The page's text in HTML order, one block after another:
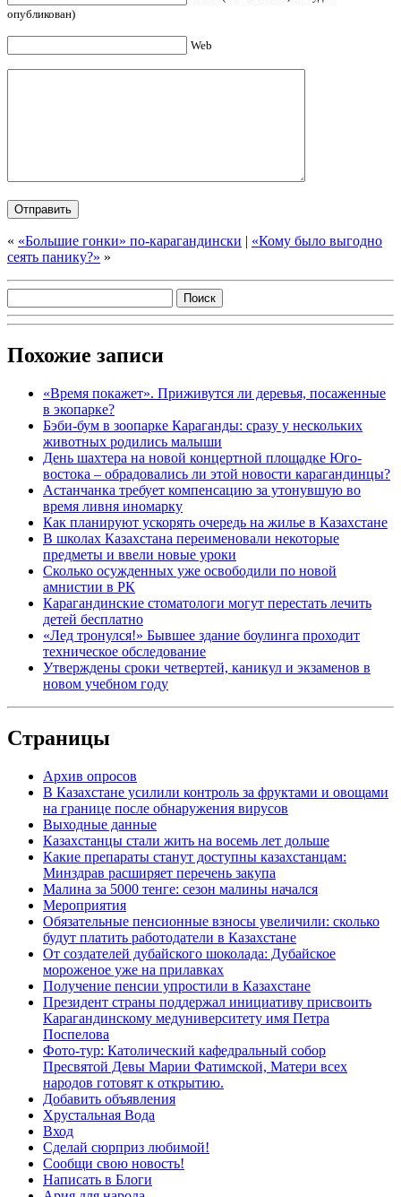
опубликован)
Web
« «Большие гонки» по-карагандински | «Кому было выгодно
сеять панику?» »
Похожие записи
«Время покажет». Приживутся ли деревья, посаженные
в экопарке?
Бэби-бум в зоопарке Караганды: сразу у нескольких
животных родились малыши
День шахтера на новой концертной площадке Юго-
востока – обрадовались ли этой новости карагандинцы?
Астанчанка требует компенсацию за утонувшую во
время ливня иномарку
Как планируют ускорять очередь на жилье в Казахстане
В школах Казахстана переименовали некоторые
предметы и ввели новые уроки
Сколько осужденных уже освободили по новой
амнистии в РК
Карагандинские стоматологи могут перестать лечить
детей бесплатно
«Лед тронулся!» Бывшее здание боулинга проходит
техническое обследование
Утверждены сроки четвертей, каникул и экзаменов в
новом учебном году
Страницы
Архив опросов
В Казахстане усилили контроль за фруктами и овощами
на границе после обнаружения вирусов
Выходные данные
Казахстанцы стали жить на восемь лет дольше
Какие препараты станут доступны казахстанцам:
Минздрав расширяет перечень закупа
Малина за 5000 тенге: сезон малины начался
Мероприятия
Обязательные пенсионные взносы увеличили: сколько
будут платить работодатели в Казахстане
От создателей дубайского шоколада: Дубайское
мороженое уже на прилавках
Получение пенсии упростили в Казахстане
Президент страны поддержал инициативу присвоить
Карагандинскому медуниверситету имя Петра
Поспелова
Фото-тур: Католический кафедральный собор
Пресвятой Девы Марии Фатимской, Матери всех
народов готовят к открытию.
Добавить объявления
Хрустальная Вода
Вход
Сделай сюрприз любимой!
Сообщи свою новость!
Написать в Блоги